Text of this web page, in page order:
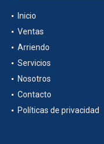
Inicio
Ventas
Arriendo
Servicios
Nosotros
Contacto
Políticas de privacidad